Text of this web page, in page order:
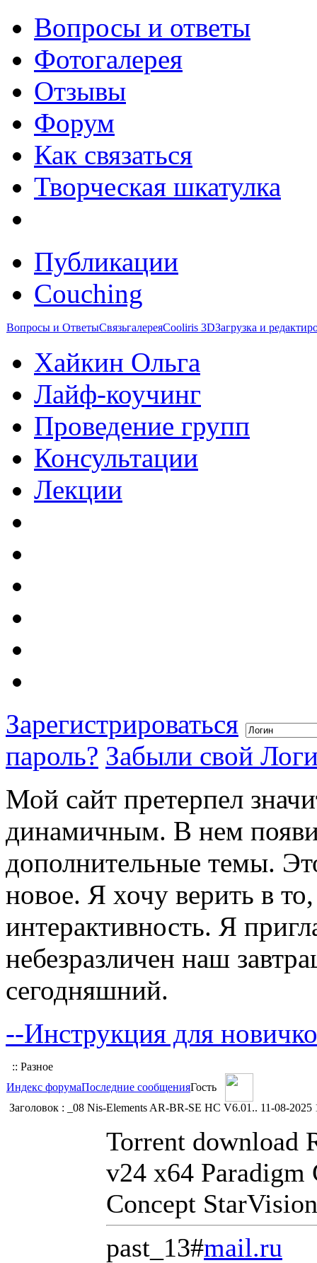
Вопросы и ответы
Фотогалерея
Отзывы
Форум
Как связаться
Творческая шкатулка
Публикации
Couching
Вопросы и ОтветыСвязьгалереяCooliris 3DЗагрузка и
Хайкин Ольга
Лайф-коучинг
Проведение групп
Консультации
Лекции
Зарегистрироваться
пароль? Забыли свой
Мой сайт претерпел
динамичным. В нем
дополнительные темы.
новое. Я хочу верить в
интерактивность. Я
небезразличен наш
сегодняшний.
--Инструкция для
:: Разное
Индекс форумаПоследние сообщенияГость
Заголовок : _08 Nis-Elements AR-BR-SE HC V6.01.. 11-08-2025
Torrent download
v24 x64 Paradigm
Concept
past_13#mail.ru